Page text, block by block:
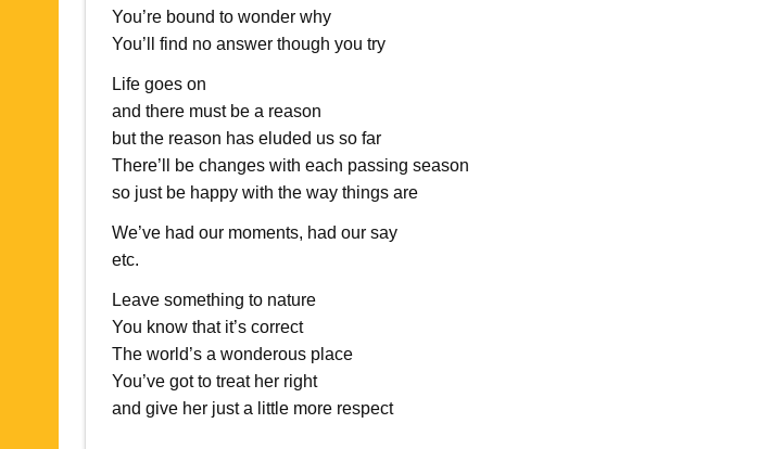
You’re bound to wonder why
You’ll find no answer though you try
Life goes on
and there must be a reason
but the reason has eluded us so far
There’ll be changes with each passing season
so just be happy with the way things are
We’ve had our moments, had our say
etc.
Leave something to nature
You know that it’s correct
The world’s a wonderous place
You’ve got to treat her right
and give her just a little more respect